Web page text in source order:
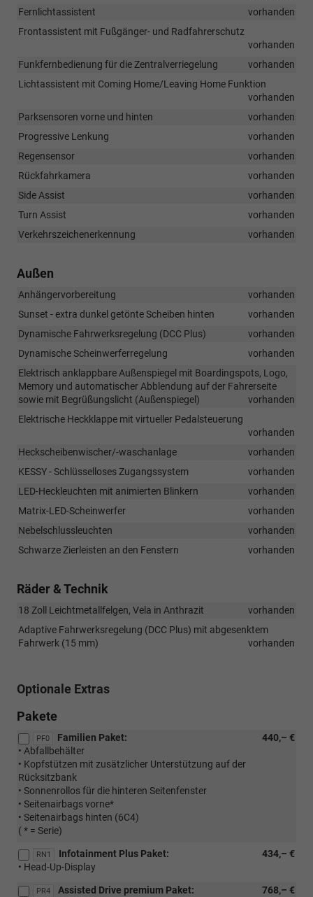
Fernlichtassistent
vorhanden
Frontassistent mit Fußgänger- und Radfahrerschutz
vorhanden
Funkfernbedienung für die Zentralverriegelung
vorhanden
Lichtassistent mit Coming Home/Leaving Home Funktion
vorhanden
Parksensoren vorne und hinten
vorhanden
Progressive Lenkung
vorhanden
Regensensor
vorhanden
Rückfahrkamera
vorhanden
Side Assist
vorhanden
Turn Assist
vorhanden
Verkehrszeichenerkennung
vorhanden
Außen
Anhängervorbereitung
vorhanden
Sunset - extra dunkel getönte Scheiben hinten
vorhanden
Dynamische Fahrwerksregelung (DCC Plus)
vorhanden
Dynamische Scheinwerferregelung
vorhanden
Elektrisch anklappbare Außenspiegel mit Boardingspots, Logo,
Memory und automatischer Abblendung auf der Fahrerseite
sowie mit Begrüßungslicht (Außenspiegel)
vorhanden
Elektrische Heckklappe mit virtueller Pedalsteuerung
vorhanden
Heckscheibenwischer/-waschanlage
vorhanden
KESSY - Schlüsselloses Zugangssystem
vorhanden
LED-Heckleuchten mit animierten Blinkern
vorhanden
Matrix-LED-Scheinwerfer
vorhanden
Nebelschlussleuchten
vorhanden
Schwarze Zierleisten an den Fenstern
vorhanden
Räder & Technik
18 Zoll Leichtmetallfelgen, Vela in Anthrazit
vorhanden
Adaptive Fahrwerksregelung (DCC Plus) mit abgesenktem
Fahrwerk (15 mm)
vorhanden
Optionale Extras
Pakete
PF0 440,– €
Familien Paket:
• Abfallbehälter
• Kopfstützen mit zusätzlicher Unterstützung auf der
Rücksitzbank
• Sonnenrollos für die hinteren Seitenfenster
• Seitenairbags vorne*
• Seitenairbags hinten (6C4)
( * = Serie)
RN1 434,– €
Infotainment Plus Paket:
• Head-Up-Display
PR4 768,– €
Assisted Drive premium Paket: